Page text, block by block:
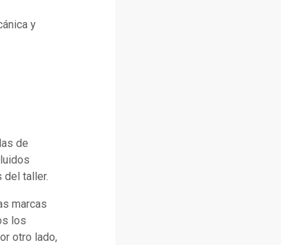
y
de
taller.
marcas
los
otro lado,